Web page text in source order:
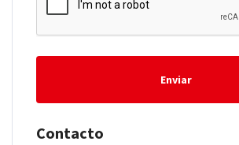
Enviar
Contacto